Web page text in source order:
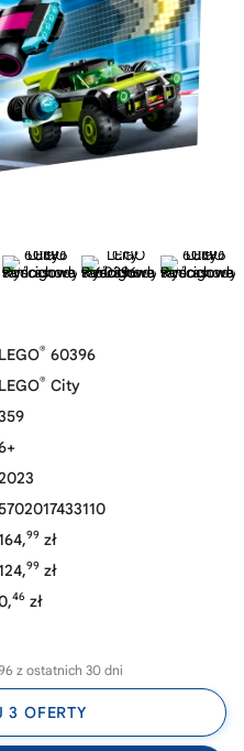
LEGO® 60396
LEGO® City
99 zł
99 zł
46 zł
z ostatnich 30 dni
3 OFERTY